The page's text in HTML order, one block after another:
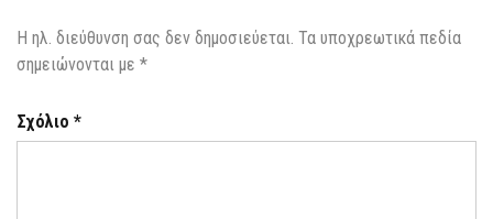
Η ηλ. διεύθυνση σας δεν δημοσιεύεται. Τα υποχρεωτικά πεδία
σημειώνονται με *
Σχόλιο *